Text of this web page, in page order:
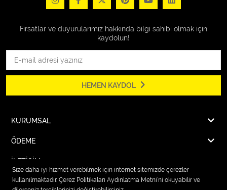
Fırsatlar ve duyurularımız hakkında bilgi sahibi olmak için
kaydolun!
HEMEN KAYDOL
KURUMSAL
ÖDEME
İLETİŞİM
Size daha iyi hizmet verebilmek için internet sitemizde çerezler
kullanılmaktadır. Çerez Politikaları Aydınlatma Metni’ni okuyabilir ve